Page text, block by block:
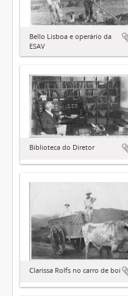
Bello Lisboa e operário da
ESAV
Biblioteca do Diretor
Clarissa Rolfs no carro de boi